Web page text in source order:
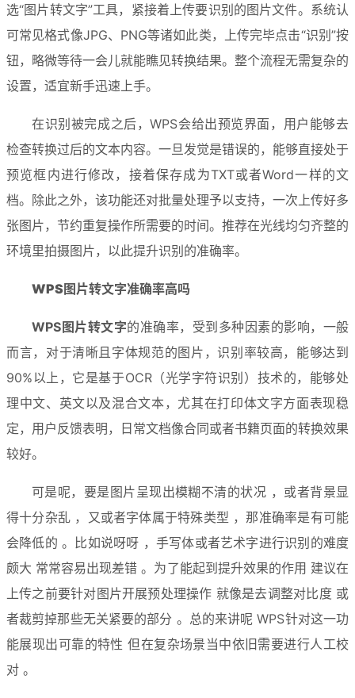
选“图片转文字”工具，紧接着上传要识别的图片文件。系统认
可常见格式像JPG、PNG等诸如此类，上传完毕点击“识别”按
钮，略微等待一会儿就能瞧见转换结果。整个流程无需复杂的
设置，适宜新手迅速上手。
在识别被完成之后，WPS会给出预览界面，用户能够去
检查转换过后的文本内容。一旦发觉是错误的，能够直接处于
预览框内进行修改，接着保存成为TXT或者Word一样的文
档。除此之外，该功能还对批量处理予以支持，一次上传好多
张图片，节约重复操作所需要的时间。推荐在光线均匀齐整的
环境里拍摄图片，以此提升识别的准确率。
WPS图片转文字准确率高吗
WPS图片转文字的准确率，受到多种因素的影响，一般
而言，对于清晰且字体规范的图片，识别率较高，能够达到
90%以上，它是基于OCR（光学字符识别）技术的，能够处
理中文、英文以及混合文本，尤其在打印体文字方面表现稳
定，用户反馈表明，日常文档像合同或者书籍页面的转换效果
较好。
可是呢，要是图片呈现出模糊不清的状况 ，或者背景显
得十分杂乱 ，又或者字体属于特殊类型 ，那准确率是有可能
会降低的 。比如说呀呀 ，手写体或者艺术字进行识别的难度
颇大 常常容易出现差错 。为了能起到提升效果的作用 建议在
上传之前要针对图片开展预处理操作 就像是去调整对比度 或
者裁剪掉那些无关紧要的部分 。总的来讲呢 WPS针对这一功
能展现出可靠的特性 但在复杂场景当中依旧需要进行人工校
对 。